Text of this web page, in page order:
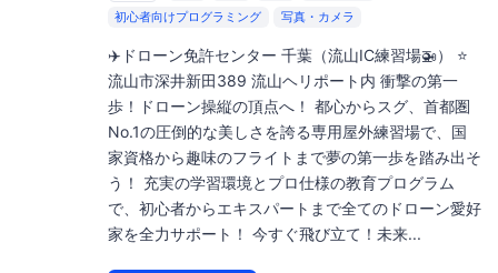
初心者向けプログラミング
写真・カメラ
✈️ドローン免許センター 千葉（流山IC練習場🚁） ⭐️
流山市深井新田389 流山ヘリポート内 衝撃の第一
歩！ドローン操縦の頂点へ！ 都心からスグ、首都圏
No.1の圧倒的な美しさを誇る専用屋外練習場で、国
家資格から趣味のフライトまで夢の第一歩を踏み出そ
う！ 充実の学習環境とプロ仕様の教育プログラム
で、初心者からエキスパートまで全てのドローン愛好
家を全力サポート！ 今すぐ飛び立て！未来...